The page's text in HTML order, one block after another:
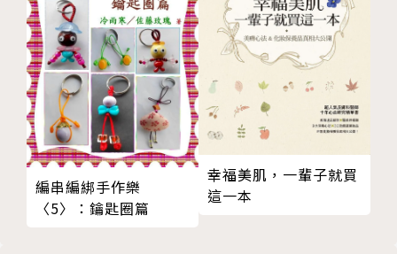
院，英國占星學院首位華人客座講師。
研究占星塔羅二十餘年，西元二〇〇四年起旅居英國，
進入倫敦占星學院學習，是台灣唯一獲得倫敦占星學院
專業資格文憑之占星師。倫敦占星學院畢業後，仍持續
與國外占星大師親身學習，包括Noel Tyl（心理占星
師、太陽弧正向推運研究權威）、Sue Tompkins
（倫敦占星學院創辦人）、Barbara Dunn（時辰占卜
占星學院院長）、Carole Taylor（占星學院副院長）
等，以及Melanie Reinhart（凱龍研究權威）從事心
小三角
風箏
神祕矩形（信封）
上帝手指
世界手指（雷神之鎚）
第五章 如何使用圖形相位分析表
認識圖形相位分析表
如何詮釋其他圖形相位
第六章 圖形相位在流年與合盤的應用
編串編綁手作樂
〈5〉：鑰匙圈篇
幸福美肌，一輩子就買
這一本